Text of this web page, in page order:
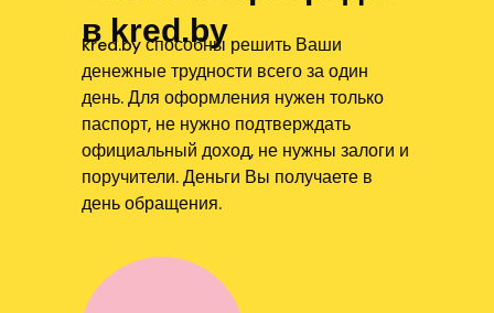
kred.by способны решить Ваши
денежные трудности всего за один
день. Для оформления нужен только
паспорт, не нужно подтверждать
официальный доход, не нужны залоги и
поручители. Деньги Вы получаете в
день обращения.
в kred.by